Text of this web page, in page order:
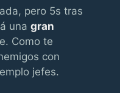
pero 5s tras
una gran
Como te
con
jefes.